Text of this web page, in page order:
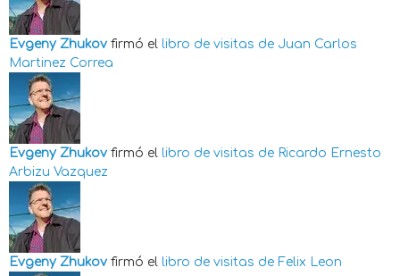
Evgeny Zhukov firmó el libro de visitas de Juan Carlos
Martinez Correa
Evgeny Zhukov firmó el libro de visitas de Ricardo Ernesto
Arbizu Vazquez
Evgeny Zhukov firmó el libro de visitas de Felix Leon